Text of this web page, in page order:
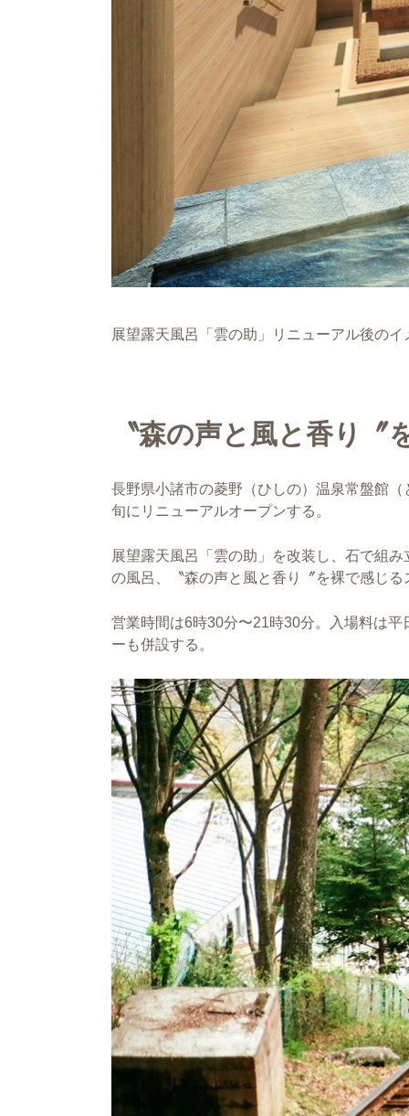
展望露天風呂「雲の助」リニューアル後のイ
〝森の声と風と香り
長野県小諸市の菱野（ひしの）温泉常盤館
旬にリニューアルオープンする。
展望露天風呂「雲の助」を改装し、石で組
の風呂、〝森の声と風と香り〞を裸で感じる
営業時間は6時30分〜21時30分。入場料は
ーも併設する。